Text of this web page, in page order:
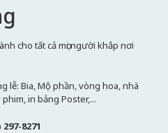
cho tất cả mọi người khắp nơi
lễ: Bia, Mộ phần, vòng hoa, nhà
in bảng Poster,...
297-8271